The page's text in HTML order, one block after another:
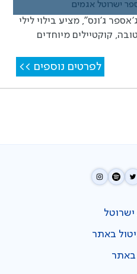
ג'ונס", מציע בילוי לילי
קוקטיילים מיוחדים
לפרטים נוספים >>
ישרוטל
באתר
באתר